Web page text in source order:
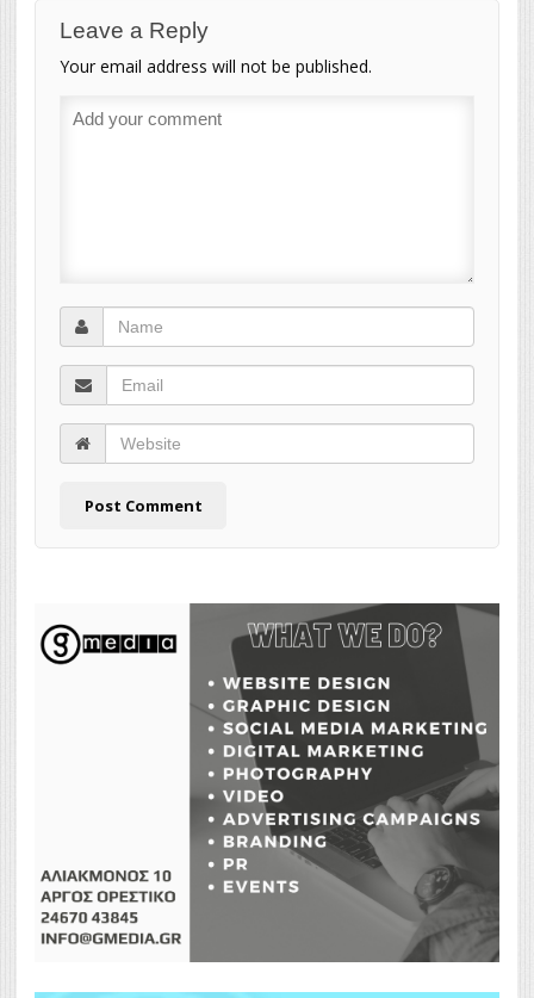
Leave a Reply
Your email address will not be published.